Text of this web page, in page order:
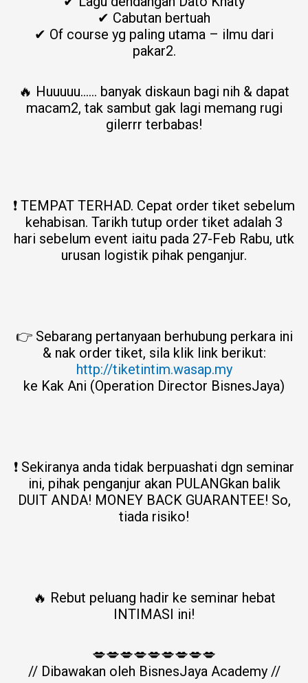
✔ Cabutan bertuah
✔ Of course yg paling utama – ilmu dari
pakar2.
🔥 Huuuuu…… banyak diskaun bagi nih & dapat
macam2, tak sambut gak lagi memang rugi
gilerrr terbabas!
❗ TEMPAT TERHAD. Cepat order tiket sebelum
kehabisan. Tarikh tutup order tiket adalah 3
hari sebelum event iaitu pada 27-Feb Rabu, utk
urusan logistik pihak penganjur.
👉 Sebarang pertanyaan berhubung perkara ini
& nak order tiket, sila klik link berikut:
http://tiketintim.wasap.my
ke Kak Ani (Operation Director BisnesJaya)
❗ Sekiranya anda tidak berpuashati dgn seminar
ini, pihak penganjur akan PULANGkan balik
DUIT ANDA! MONEY BACK GUARANTEE! So,
tiada risiko!
🔥 Rebut peluang hadir ke seminar hebat
INTIMASI ini!
💋💋💋💋💋💋💋💋💋
// Dibawakan oleh BisnesJaya Academy //